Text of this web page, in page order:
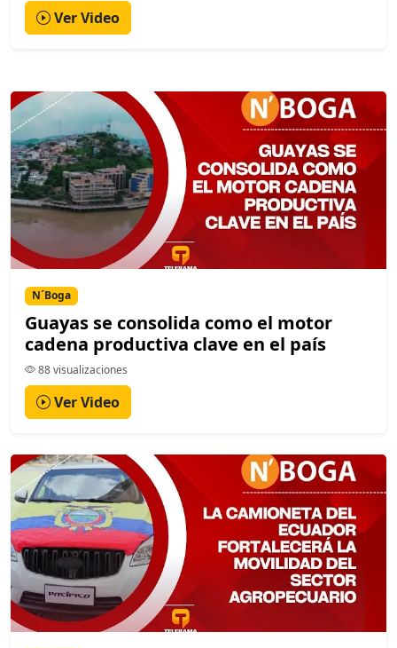
Ver Video
N´Boga
Guayas se consolida como el motor
cadena productiva clave en el país
88 visualizaciones
Ver Video